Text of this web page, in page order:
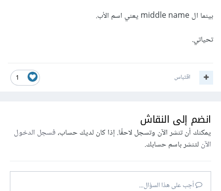
بينما ال middle name يعني اسم الأب.
تحياتي.
1 اقتباس
انضم إلى النقاش
يمكنك أن تنشر الآن وتسجل لاحقًا. إذا كان لديك حساب،فسجل الدخول
الآنلتنشر باسم حسابك.
أجب على هذا السؤال...